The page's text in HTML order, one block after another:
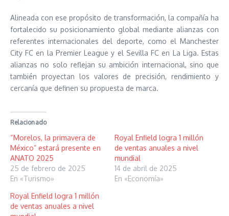
Alineada con ese propósito de transformación, la compañía ha
fortalecido su posicionamiento global mediante alianzas con
referentes internacionales del deporte, como el Manchester
City FC en la Premier League y el Sevilla FC en La Liga. Estas
alianzas no solo reflejan su ambición internacional, sino que
también proyectan los valores de precisión, rendimiento y
cercanía que definen su propuesta de marca.
Relacionado
“Morelos, la primavera de
México” estará presente en
ANATO 2025
25 de febrero de 2025
En «Turismo»
Royal Enfield logra 1 millón
de ventas anuales a nivel
mundial
14 de abril de 2025
En «Economía»
Royal Enfield logra 1 millón
de ventas anuales a nivel